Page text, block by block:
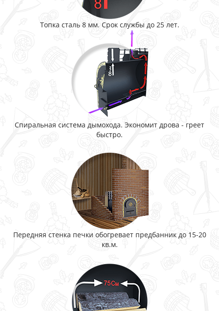
Топка сталь 8 мм. Срок службы до 25 лет.
Спиральная система дымохода. Экономит дрова - греет
быстро.
Передняя стенка печки обогревает предбанник до 15-20
кв.м.